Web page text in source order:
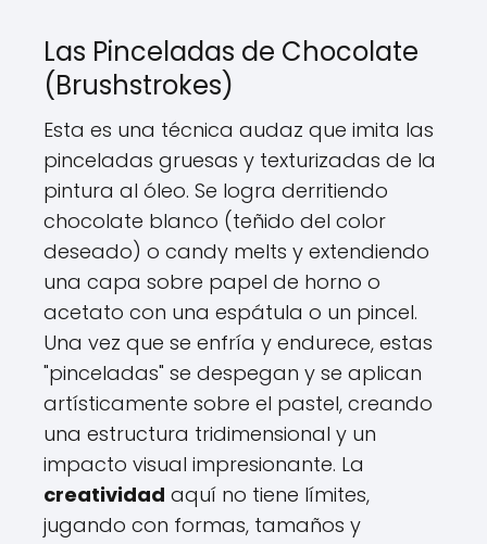
Las Pinceladas de Chocolate
(Brushstrokes)
Esta es una técnica audaz que imita las
pinceladas gruesas y texturizadas de la
pintura al óleo. Se logra derritiendo
chocolate blanco (teñido del color
deseado) o candy melts y extendiendo
una capa sobre papel de horno o
acetato con una espátula o un pincel.
Una vez que se enfría y endurece, estas
"pinceladas" se despegan y se aplican
artísticamente sobre el pastel, creando
una estructura tridimensional y un
impacto visual impresionante. La
creatividad aquí no tiene límites,
jugando con formas, tamaños y